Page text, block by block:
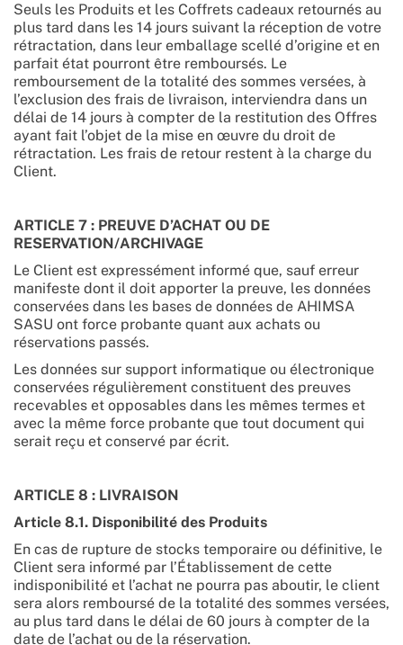
Seuls les Produits et les Coffrets cadeaux retournés au
plus tard dans les 14 jours suivant la réception de votre
rétractation, dans leur emballage scellé d’origine et en
parfait état pourront être remboursés. Le
remboursement de la totalité des sommes versées, à
l’exclusion des frais de livraison, interviendra dans un
délai de 14 jours à compter de la restitution des Offres
ayant fait l’objet de la mise en œuvre du droit de
rétractation. Les frais de retour restent à la charge du
Client.
ARTICLE 7 : PREUVE D’ACHAT OU DE
RESERVATION/ARCHIVAGE
Le Client est expressément informé que, sauf erreur
manifeste dont il doit apporter la preuve, les données
conservées dans les bases de données de AHIMSA
SASU ont force probante quant aux achats ou
réservations passés.
Les données sur support informatique ou électronique
conservées régulièrement constituent des preuves
recevables et opposables dans les mêmes termes et
avec la même force probante que tout document qui
serait reçu et conservé par écrit.
ARTICLE 8 : LIVRAISON
Article 8.1. Disponibilité des Produits
En cas de rupture de stocks temporaire ou définitive, le
Client sera informé par l’Établissement de cette
indisponibilité et l’achat ne pourra pas aboutir, le client
sera alors remboursé de la totalité des sommes versées,
au plus tard dans le délai de 60 jours à compter de la
date de l’achat ou de la réservation.